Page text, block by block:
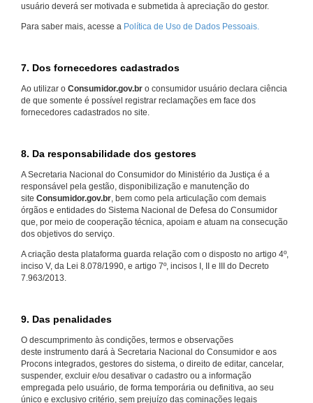
usuário deverá ser motivada e submetida à apreciação do gestor.
Para saber mais, acesse a Política de Uso de Dados Pessoais.
7. Dos fornecedores cadastrados
Ao utilizar o Consumidor.gov.br o consumidor usuário declara ciência
de que somente é possível registrar reclamações em face dos
fornecedores cadastrados no site.
8. Da responsabilidade dos gestores
A Secretaria Nacional do Consumidor do Ministério da Justiça é a
responsável pela gestão, disponibilização e manutenção do
site Consumidor.gov.br, bem como pela articulação com demais
órgãos e entidades do Sistema Nacional de Defesa do Consumidor
que, por meio de cooperação técnica, apoiam e atuam na consecução
dos objetivos do serviço.
A criação desta plataforma guarda relação com o disposto no artigo 4º,
inciso V, da Lei 8.078/1990, e artigo 7º, incisos I, II e III do Decreto
7.963/2013.
9. Das penalidades
O descumprimento às condições, termos e observações
deste instrumento dará à Secretaria Nacional do Consumidor e aos
Procons integrados, gestores do sistema, o direito de editar, cancelar,
suspender, excluir e/ou desativar o cadastro ou a informação
empregada pelo usuário, de forma temporária ou definitiva, ao seu
único e exclusivo critério, sem prejuízo das cominações legais